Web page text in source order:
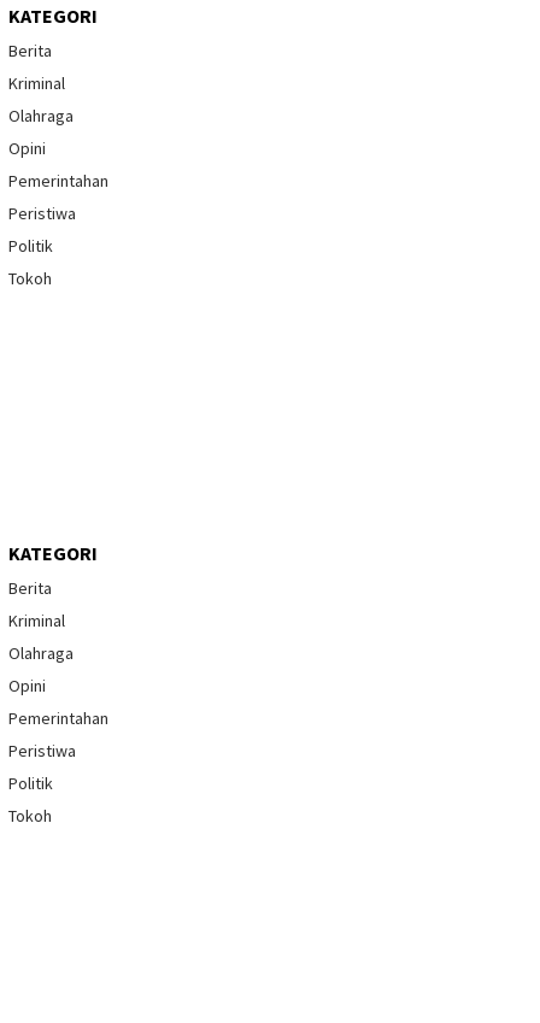
KATEGORI
Berita
Kriminal
Olahraga
Opini
Pemerintahan
Peristiwa
Politik
Tokoh
KATEGORI
Berita
Kriminal
Olahraga
Opini
Pemerintahan
Peristiwa
Politik
Tokoh